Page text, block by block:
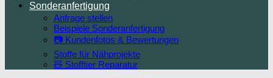
Sonderanfertigung
Anfrage stellen
Beispiele Sonderanfertigung
📷 Kundenfotos & Bewertungen
Stoffe für Nähprojekte
🧸 Stofftier Reparatur